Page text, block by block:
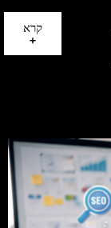
קרא
+